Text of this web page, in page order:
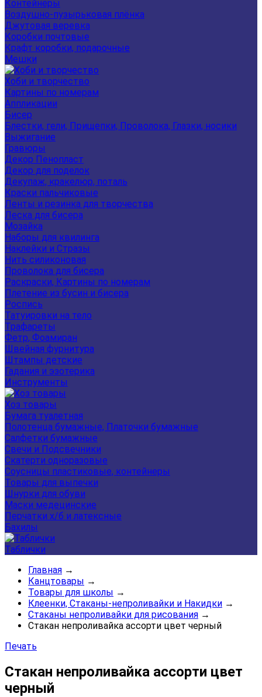
Контейнеры
Воздушно-пузырьковая плёнка
Джутовая веревка
Коробки почтовые
Крафт коробки, подарочные
Мешки
Хоби и творчество
Картины по номерам
Аппликации
Бисер
Блестки, гели, Прищепки, Проволока, Глазки, носики
Выжигание
Гравюры
Декор Пенопласт
Декор для поделок
Декупаж, кракелюр, поталь
Краски пальчиковые
Ленты и резинка для творчества
Леска для бисера
Мозайка
Наборы для квилинга
Наклейки и Стразы
Нить силиконовая
Проволока для бисера
Раскраски, Картины по номерам
Плетение из бусин и бисера
Роспись
Татуировки на тело
Трафареты
Фетр, Фоамиран
Швейная фурнитура
Штампы детские
Гадания и эзотерика
Инструменты
Хоз товары
Бумага туалетная
Полотенца бумажные, Платочки бумажные
Салфетки бумажные
Свечи и Подсвечники
Скатерти одноразовые
Соусницы пластиковые, контейнеры
Товары для выпечки
Шнурки для обуви
Маски медецинские
Перчатки х/б и латексные
Бахилы
Таблички
Главная →
Канцтовары →
Товары для школы →
Клеенки, Стаканы-непроливайки и Накидки →
Стаканы непроливайки для рисования →
Стакан непроливайка ассорти цвет черный
Печать
Стакан непроливайка ассорти цвет
черный